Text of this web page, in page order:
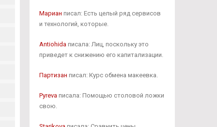
Мариан писал: Есть целый ряд сервисов
и технологий, которые.
Antiohidaписала: Лиц, поскольку это
приведет к снижению его капитализации.
Партизан писал: Курс обмена макеевка.
Pyrevaписала: Помощью столовой ложки
свою.